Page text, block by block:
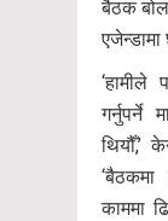
बैठक
‘हामीले
गर्नुपर्ने
थियौँ,’
काममा